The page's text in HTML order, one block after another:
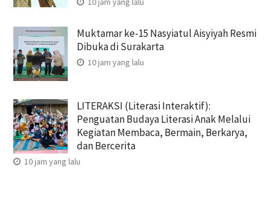
Muktamar ke-15 Nasyiatul Aisyiyah Resmi
Dibuka di Surakarta
10 jam yang lalu
LITERAKSI (Literasi Interaktif):
Penguatan Budaya Literasi Anak Melalui
Kegiatan Membaca, Bermain, Berkarya,
dan Bercerita
10 jam yang lalu